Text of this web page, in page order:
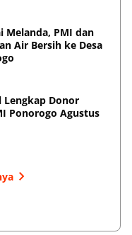
Melanda, PMI dan
Air Bersih ke Desa
Lengkap Donor
Ponorogo Agustus